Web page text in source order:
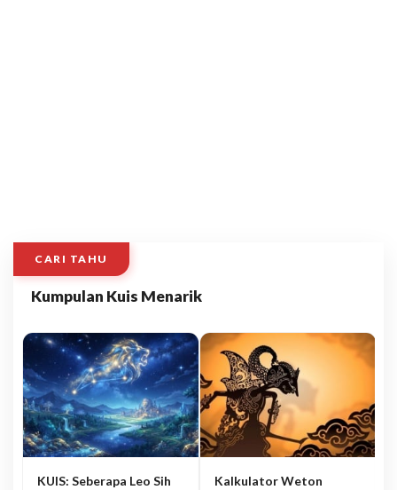
CARI TAHU
Kumpulan Kuis Menarik
KUIS: Seberapa Leo Sih
Kalkulator Weton